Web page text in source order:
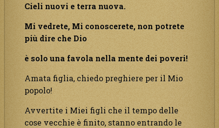
Cieli nuovi e terra nuova.
Mi vedrete, Mi conoscerete, non potrete
più dire che Dio
è solo una favola nella mente dei poveri!
Amata figlia, chiedo preghiere per il Mio
popolo!
Avvertite i Miei figli che il tempo delle
cose vecchie è finito, stanno entrando le